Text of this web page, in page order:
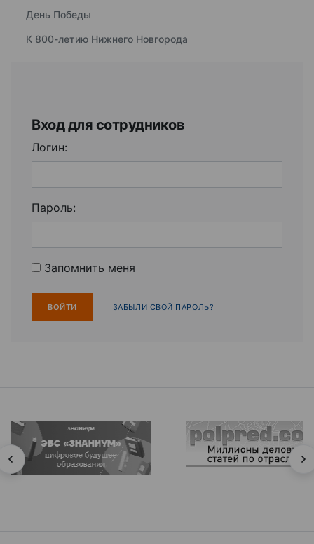
День Победы
К 800-летию Нижнего Новгорода
Вход для сотрудников
Логин:
Пароль:
Запомнить меня
ЗАБЫЛИ СВОЙ ПАРОЛЬ?